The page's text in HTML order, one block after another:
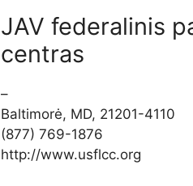
JAV federalinis
centras
–
Baltimorė, MD, 21201-4110
(877) 769-1876
http://www.usflcc.org